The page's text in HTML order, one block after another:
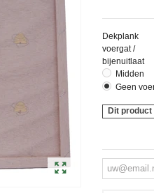
Dekplank
voergat /
bijenuitlaat
Midden
Geen
Dit